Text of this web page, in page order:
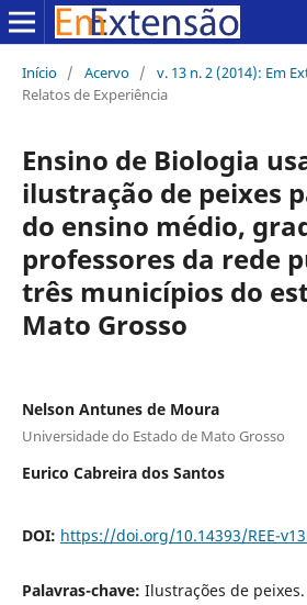
Início / Acervo / v. 13 n. 2 (2014): Em
Relatos de Experiência
Ensino de Biologia
ilustração de peixes
do ensino médio,
professores da rede
três municípios do
Mato Grosso
Nelson Antunes de Moura
Universidade do Estado de Mato Grosso
Eurico Cabreira dos Santos
DOI: https://doi.org/10.14393/REE-
Palavras-chave: Ilustrações de